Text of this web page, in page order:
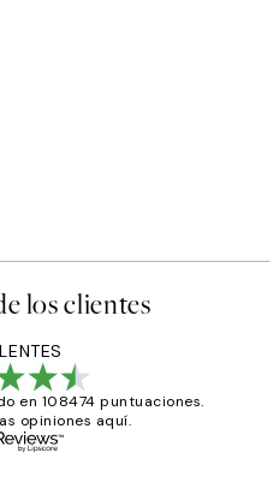
los clientes
en 108474 puntuaciones.
opiniones aquí.